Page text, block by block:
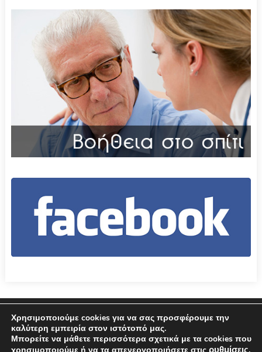
Επικοινωνία Όροι χρήσης – Πολιτική Απορρήτου
© 2026 Δήμος Αμφιλοχίας
Χρησιμοποιούμε cookies για να σας προσφέρουμε την
καλύτερη εμπειρία στον ιστότοπό μας.
Μπορείτε να μάθετε περισσότερα σχετικά με τα cookies που
ρυθμίσεις